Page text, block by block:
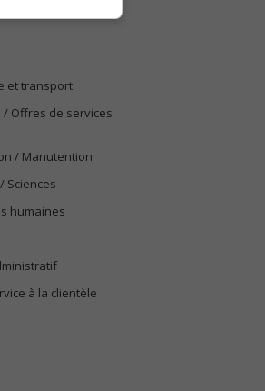
et transport
/ Offres de services
/ Manutention
Sciences
humaines
à la clientèle